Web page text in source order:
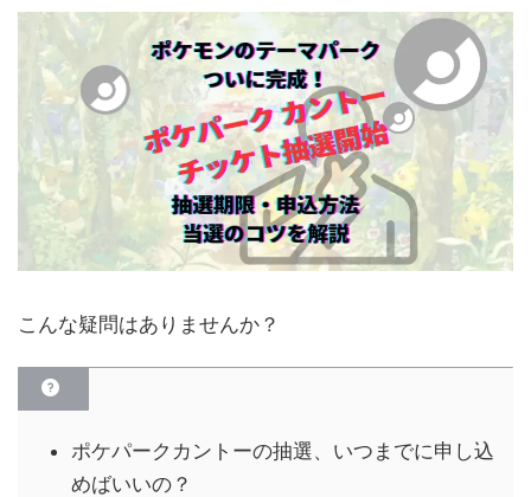
こんな疑問はありませんか？
ポケパークカントーの抽選、いつまでに申し込
めばいいの？